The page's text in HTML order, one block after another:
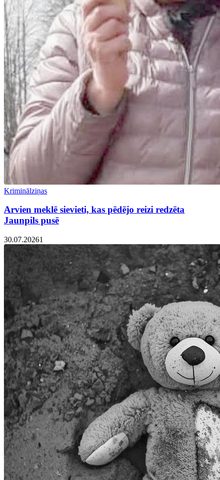
Kriminālziņas
Arvien meklē sievieti, kas pēdējo reizi redzēta
Jaunpils pusē
30.07.20261